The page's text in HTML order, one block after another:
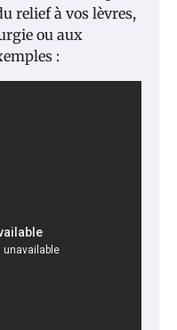
relief à vos lèvres,
ou aux
: